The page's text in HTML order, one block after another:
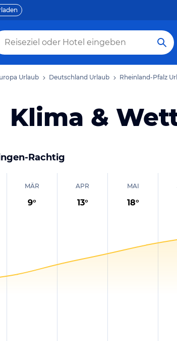
Urlaub Deutschland Urlaub Rheinland-Pfalz
Klima &
Rachtig
MÄR
9°
APR
13°
MAI
18°